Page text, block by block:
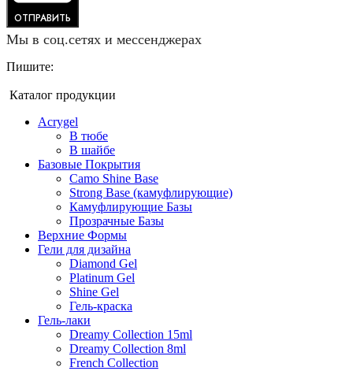
ОТПРАВИТЬ
Мы в соц.сетях и мессенджерах
Пишите:
Каталог продукции
Acrygel
В тюбе
В шайбе
Базовые Покрытия
Camo Shine Base
Strong Base (камуфлирующие)
Камуфлирующие Базы
Прозрачные Базы
Верхние Формы
Гели для дизайна
Diamond Gel
Platinum Gel
Shine Gel
Гель-краска
Гель-лаки
Dreamy Collection 15ml
Dreamy Collection 8ml
French Collection